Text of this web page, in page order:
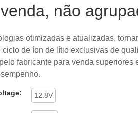
não
otimizadas e atualizadas,
ciclo de íon de lítio exclusivas de
fabricante para venda superiores
12.8V